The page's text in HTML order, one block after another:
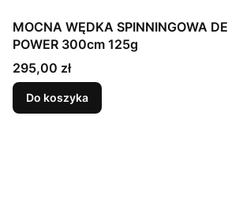
MOCNA WĘDKA SPINNINGOWA
POWER 300cm 125g
Cena
295,00 zł
Do koszyka